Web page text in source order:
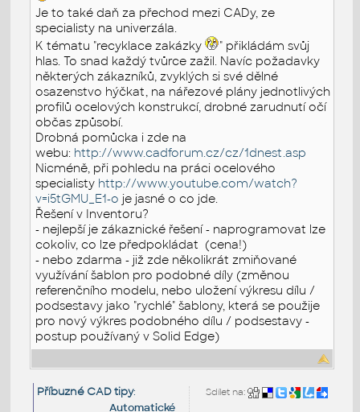
Je to také daň za přechod mezi CADy, ze
specialisty na univerzála.
K tématu "recyklace zakázky
" přikládám svůj
hlas. To snad každý tvůrce zažil. Navíc požadavky
některých zákazníků, zvyklých si své dělné
osazenstvo hýčkat, na nářezové plány jednotlivých
profilů ocelových konstrukcí, drobné zarudnutí očí
občas způsobí.
Drobná pomůcka i zde na
webu: http://www.cadforum.cz/cz/1dnest.asp
Nicméně, při pohledu na práci ocelového
specialisty http://www.youtube.com/watch?
v=i5tGMU_E1-o je jasné o co jde.
Řešení v Inventoru?
- nejlepší je zákaznické řešení - naprogramovat lze
cokoliv, co lze předpokládat (cena!)
- nebo zdarma - již zde několikrát zmiňované
využívání šablon pro podobné díly (změnou
referenčního modelu, nebo uložení výkresu dílu /
podsestavy jako "rychlé" šablony, která se použije
pro nový výkres podobného dílu / podsestavy -
postup používaný v Solid Edge)
Sdílet na:
Příbuzné CAD tipy:
Automatické